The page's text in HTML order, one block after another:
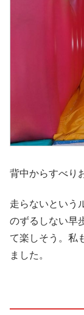
背中からすべり
走らないという
のずるしない早
て楽しそう。私
ました。